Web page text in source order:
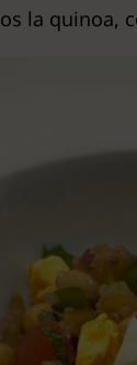
la quinoa,